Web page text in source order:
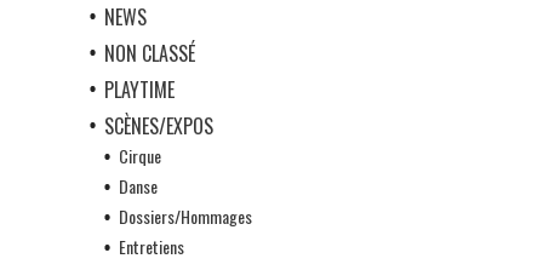
NEWS
NON CLASSÉ
PLAYTIME
SCÈNES/EXPOS
Cirque
Danse
Dossiers/Hommages
Entretiens